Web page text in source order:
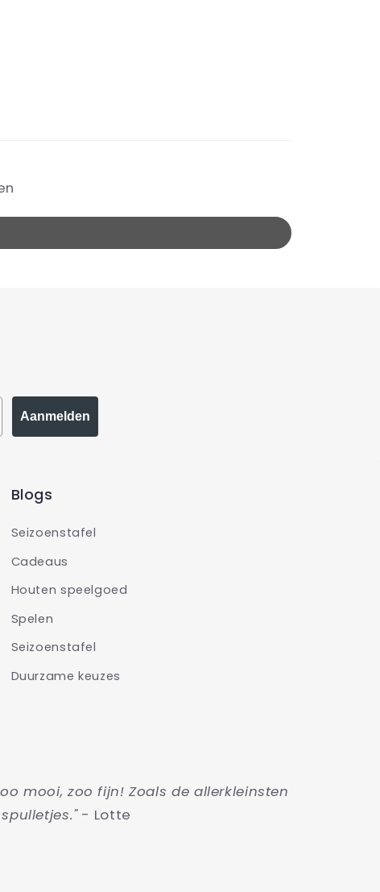
Aanmelden
Blogs
Seizoenstafel
Cadeaus
Houten speelgoed
Spelen
Seizoenstafel
Duurzame keuzes
mooi, zoo fijn! Zoals de allerkleinsten
- Lotte